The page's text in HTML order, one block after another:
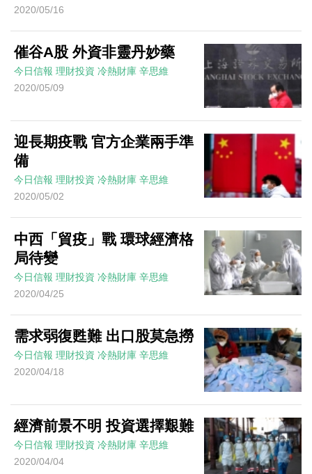
2020/05/16
催谷A股 外資非靈丹妙藥
今日信報 理財投資 冷熱財庫 辛思維
2020/05/09
迎長期疫戰 官方企業兩手準
備
今日信報 理財投資 冷熱財庫 辛思維
2020/05/02
中西「貿疫」戰 環球經濟格
局待變
今日信報 理財投資 冷熱財庫 辛思維
2020/04/25
需求弱復甦難 出口股莫急撈
今日信報 理財投資 冷熱財庫 辛思維
2020/04/18
經濟前景不明 投資選擇艱難
今日信報 理財投資 冷熱財庫 辛思維
2020/04/04